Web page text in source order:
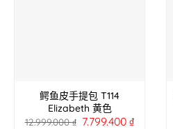
鳄鱼皮手提包 T114
Elizabeth 黄色
12.999.000₫ 7.799.400₫